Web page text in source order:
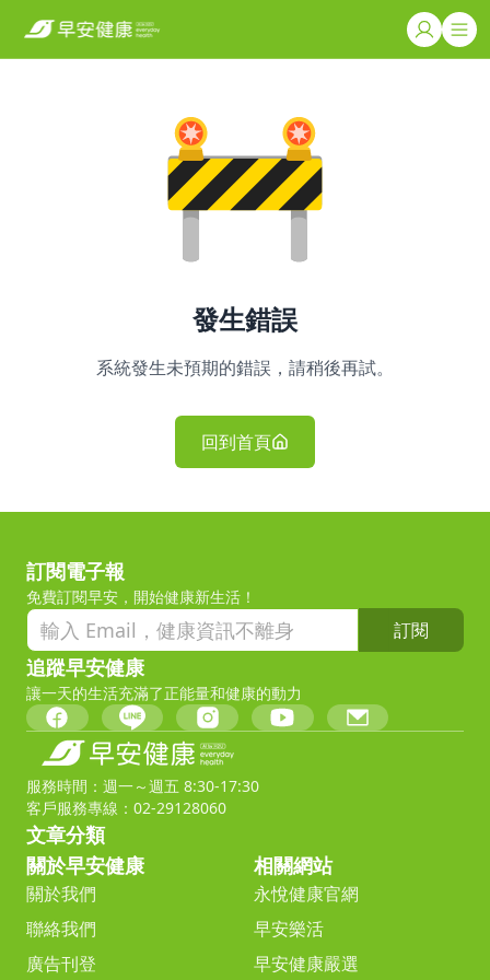
發生錯誤
系統發生未預期的錯誤，請稍後再試。
回到首頁
訂閱電子報
免費訂閱早安，開始健康新生活！
訂閱
追蹤早安健康
讓一天的生活充滿了正能量和健康的動力
服務時間：週一～週五 8:30-17:30
客戶服務專線：02-29128060
文章分類
關於早安健康
關於我們
聯絡我們
廣告刊登
相關網站
永悅健康官網
早安樂活
早安健康嚴選